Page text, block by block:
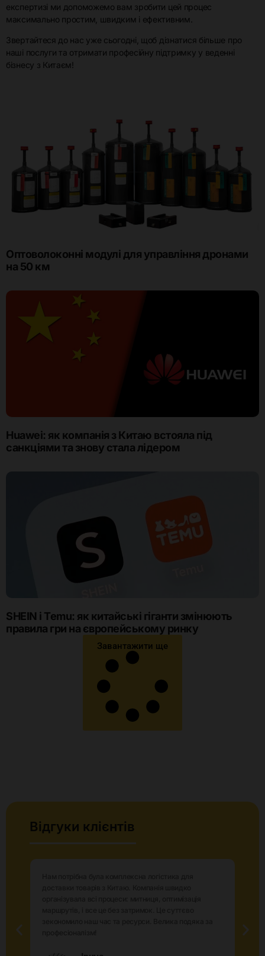
експертизі ми допоможемо вам зробити цей процес
максимально простим, швидким і ефективним.
Звертайтеся до нас уже сьогодні, щоб дізнатися більше про
наші послуги та отримати професійну підтримку у веденні
бізнесу з Китаєм!
Оптоволоконні модулі для управління дронами
на 50 км
Huawei: як компанія з Китаю встояла під
санкціями та знову стала лідером
SHEIN і Temu: як китайські гіганти змінюють
правила гри на європейському ринку
Завантажити ще
Відгуки клієнтів